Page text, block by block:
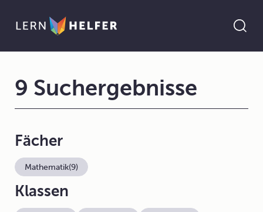
9 Suchergebnisse
Fächer
Mathematik(9)
Klassen